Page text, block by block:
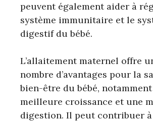
peuvent également aider à
système immunitaire et le
digestif du bébé.
L’allaitement maternel offre
nombre d’avantages pour la
bien-être du bébé,
meilleure croissance et une
digestion. Il peut contribuer